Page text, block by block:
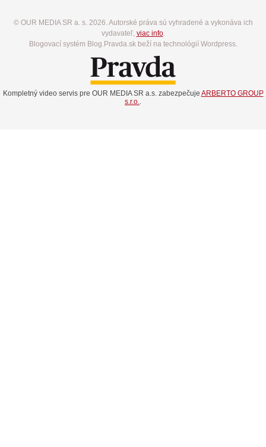
© OUR MEDIA SR a. s. 2026. Autorské práva sú vyhradené a vykonáva ich
vydavateľ, viac info.
Blogovací systém Blog.Pravda.sk beží na technológií Wordpress.
Kompletný video servis pre OUR MEDIA SR a.s. zabezpečuje ARBERTO GROUP
s.r.o.